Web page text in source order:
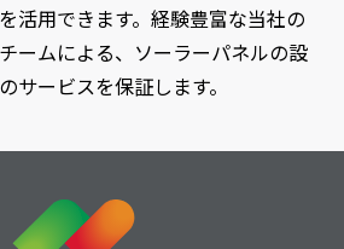
活用できます。経験豊富な当社の
ームによる、ソーラーパネルの設
サービスを保証します。